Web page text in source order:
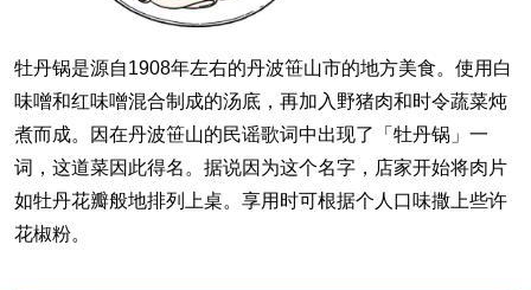
牡丹锅是源自1908年左右的丹波笹山市的地方美食。使用白
味噌和红味噌混合制成的汤底，再加入野猪肉和时令蔬菜炖
煮而成。因在丹波笹山的民谣歌词中出现了「牡丹锅」一
词，这道菜因此得名。据说因为这个名字，店家开始将肉片
如牡丹花瓣般地排列上桌。享用时可根据个人口味撒上些许
花椒粉。